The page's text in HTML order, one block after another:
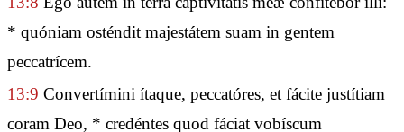
* quóniam osténdit majestátem suam in gentem
peccatrícem.
13:9 Convertímini ítaque, peccatóres, et fácite justítiam
coram Deo, * credéntes quod fáciat vobíscum